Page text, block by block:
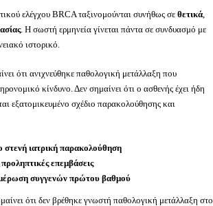
ελέγχου BRCA ταξινομούνται συνήθως σε θετικά,
. Η σωστή ερμηνεία γίνεται πάντα σε συνδυασμό με
ιστορικό.
ότι ανιχνεύθηκε παθολογική μετάλλαξη που
κίνδυνο. Δεν σημαίνει ότι ο ασθενής έχει ήδη
εξατομικευμένο σχέδιο παρακολούθησης και
στενή ιατρική παρακολούθηση
προληπτικές επεμβάσεις
συγγενών πρώτου βαθμού
ότι δεν βρέθηκε γνωστή παθολογική μετάλλαξη στο